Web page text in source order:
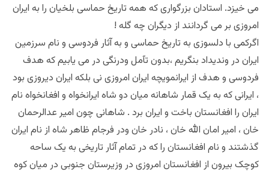
می خیزد. استادان بزرگواری که همه تاریخ حماسی بلخیان را به ایران
امروزی بر می گردانند از دیگران چه گله !
اگرکمی با دلسوزی به تاریخ حماسی و به آثار فردوسی و نام سرزمین
ایران در وندیداد بنگریم ،بدون تآمل ودرنگی در می یابیم که هدف
فردوسی و هدف از ایرانمویچه ایران امروزی نی بلکه ایران دیروزی بود
، ایرانی که به یک قمار شاهانه میان دو شاه ایرانخواه و افغانخواه نام
ایران را افغانستان باخت و ایران برد . شاهانی چون امیر عدالرحمان
خان ، امیر امان الله خان ، نادر خان ودر فرجام ظاهر شاه از نام ایران
گذشتند و نام افغانستان را که در تمام آثار تاریخی به یک ساحه
کوچک بیرون از افغانستان امروزی در وزیرستان جنوبی در میان کوه